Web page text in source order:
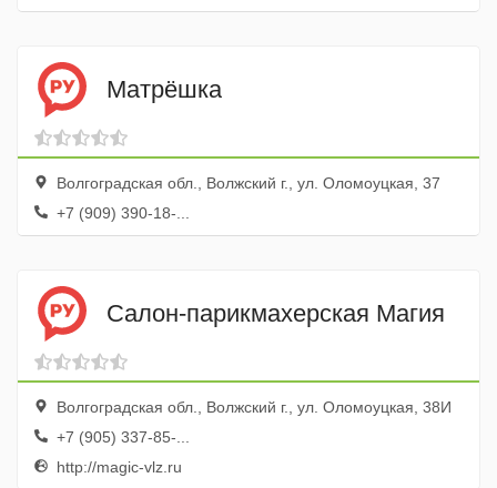
Матрёшка
Волгоградская обл., Волжский г., ул. Оломоуцкая, 37
+7 (909) 390-18-...
Салон-парикмахерская Магия
Волгоградская обл., Волжский г., ул. Оломоуцкая, 38И
+7 (905) 337-85-...
http://magic-vlz.ru